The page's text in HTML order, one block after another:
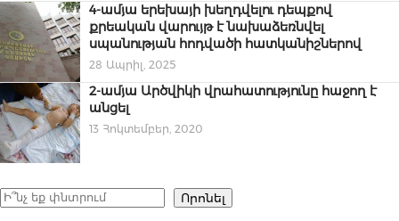
4-ամյա երեխայի խեղդվելու դեպքով
քրեական վարույթ է նախաձեռնվել
սպանության հոդվածի հատկանիշներով
28 Ապրիլ, 2025
2-ամյա Արծվիկի վրահատությունը հաջող է
անցել
13 Հոկտեմբեր, 2020
Որոնել Որոնել